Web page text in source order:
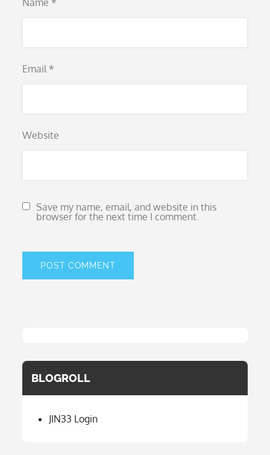
Name *
Email *
Website
Save my name, email, and website in this
browser for the next time I comment.
BLOGROLL
JIN33 Login